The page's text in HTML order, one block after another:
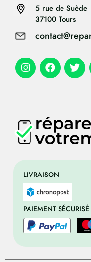
LIVRAISON
PAIEMENT SÉCURISÉ
5 rue de Suède
37100 Tours